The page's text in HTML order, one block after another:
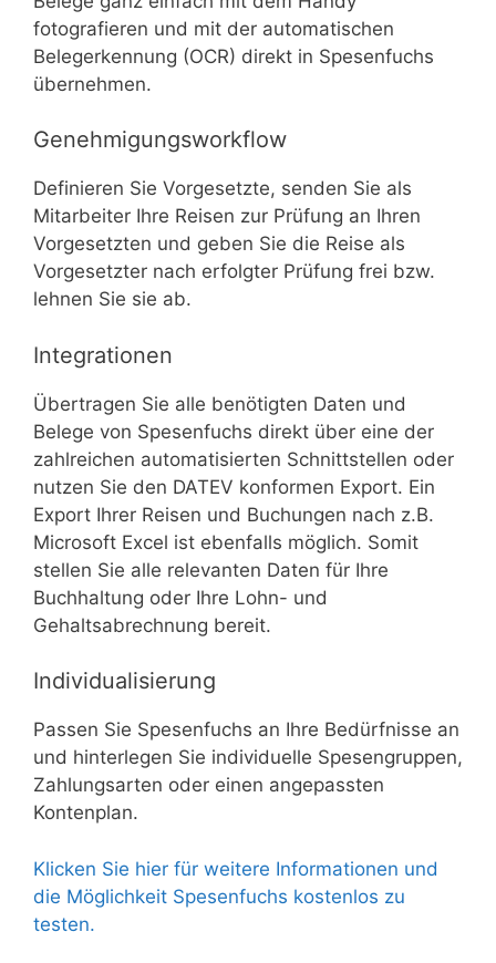
fotografieren und mit der automatischen
Belegerkennung (OCR) direkt in Spesenfuchs
übernehmen.
Genehmigungsworkflow
Definieren Sie Vorgesetzte, senden Sie als
Mitarbeiter Ihre Reisen zur Prüfung an Ihren
Vorgesetzten und geben Sie die Reise als
Vorgesetzter nach erfolgter Prüfung frei bzw.
lehnen Sie sie ab.
Integrationen
Übertragen Sie alle benötigten Daten und
Belege von Spesenfuchs direkt über eine der
zahlreichen automatisierten Schnittstellen oder
nutzen Sie den DATEV konformen Export. Ein
Export Ihrer Reisen und Buchungen nach z.B.
Microsoft Excel ist ebenfalls möglich. Somit
stellen Sie alle relevanten Daten für Ihre
Buchhaltung oder Ihre Lohn- und
Gehaltsabrechnung bereit.
Individualisierung
Passen Sie Spesenfuchs an Ihre Bedürfnisse an
und hinterlegen Sie individuelle Spesengruppen,
Zahlungsarten oder einen angepassten
Kontenplan.
Klicken Sie hier für weitere Informationen und
die Möglichkeit Spesenfuchs kostenlos zu
testen.